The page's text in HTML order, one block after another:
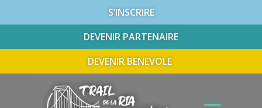
S’INSCRIRE
DEVENIR PARTENAIRE
DEVENIR BENEVOLE